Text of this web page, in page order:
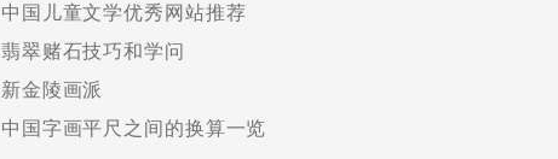
中国儿童文学优秀网站推荐
翡翠赌石技巧和学问
新金陵画派
中国字画平尺之间的换算一览